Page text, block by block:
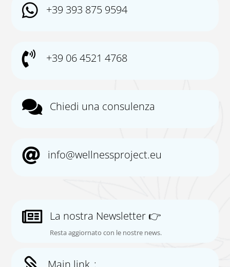
 +39 393 875 9594
 +39 06 4521 4768
 Chiedi una consulenza
 info@wellnessproject.eu
 La nostra Newsletter 👉
Resta aggiornato con le nostre news.
Main link_;